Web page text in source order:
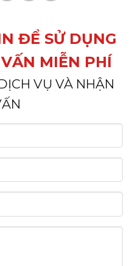
ĐỂ SỬ DỤNG
MIỄN PHÍ
VỤ VÀ NHẬN